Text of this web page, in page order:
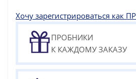
Хочу зарегистрироваться как
ПРОБНИКИ
К КАЖДОМУ ЗАКАЗУ